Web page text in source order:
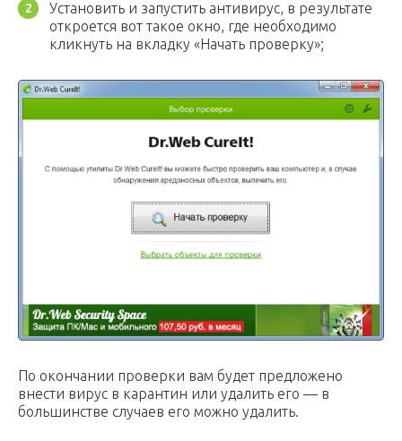
Установить и запустить антивирус, в результате
откроется вот такое окно, где необходимо
кликнуть на вкладку «Начать проверку»;
По окончании проверки вам будет предложено
внести вирус в карантин или удалить его — в
большинстве случаев его можно удалить.